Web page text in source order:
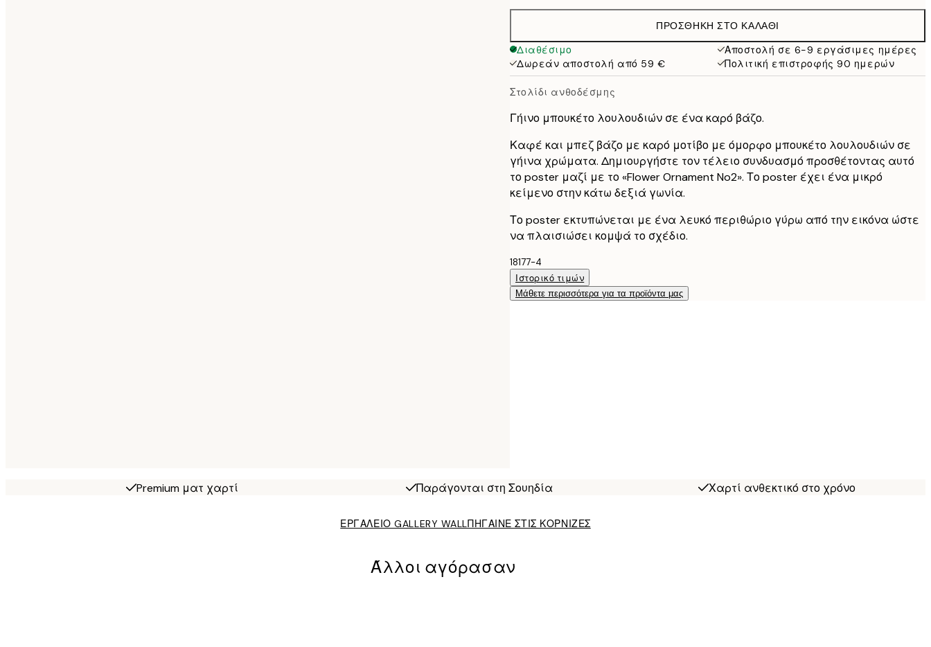
19,95 €
27,45 €
50x70 cm 16,23 €
32,45 €
ΠΡΟΣΘΉΚΗ ΣΤΟ ΚΑΛΆΘΙ
Διαθέσιμο
Αποστολή σε 6-9 εργάσιμες ημέρες
Δωρεάν αποστολή από 59 €
Πολιτική επιστροφής 90 ημερών
Στολίδι ανθοδέσμης
Γήινο μπουκέτο λουλουδιών σε ένα καρό βάζο.
Καφέ και μπεζ βάζο με καρό μοτίβο με όμορφο μπουκέτο λουλουδιών σε
γήινα χρώματα. Δημιουργήστε τον τέλειο συνδυασμό προσθέτοντας αυτό
το poster μαζί με το «Flower Ornament No2». Το poster έχει ένα μικρό
κείμενο στην κάτω δεξιά γωνία.
Το poster εκτυπώνεται με ένα λευκό περιθώριο γύρω από την εικόνα ώστε
να πλαισιώσει κομψά το σχέδιο.
18177-4
Ιστορικό τιμών
Μάθετε περισσότερα για τα προϊόντα μας
Premium ματ χαρτί Παράγονται στη Σουηδία Χαρτί ανθεκτικό στο χρόνο
ΕΡΓΑΛΕΙΟ GALLERY WALLΠΗΓΑΙΝΕ ΣΤΙΣ ΚΟΡΝΙΖΕΣ
Άλλοι αγόρασαν